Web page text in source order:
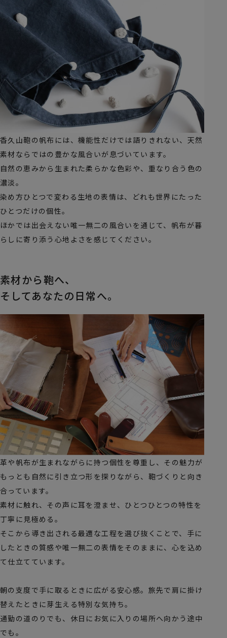
香久山鞄の帆布には、機能性だけでは語りきれない、天然
素材ならではの豊かな風合いが息づいています。
自然の恵みから生まれた柔らかな色彩や、重なり合う色の
濃淡。
染め方ひとつで変わる生地の表情は、どれも世界にたった
ひとつだけの個性。
ほかでは出会えない唯一無二の風合いを通じて、帆布が暮
らしに寄り添う心地よさを感じてください。
素材から鞄へ、
そしてあなたの日常へ。
革や帆布が生まれながらに持つ個性を尊重し、その魅力が
もっとも自然に引き立つ形を探りながら、鞄づくりと向き
合っています。
素材に触れ、その声に耳を澄ませ、ひとつひとつの特性を
丁寧に見極める。
そこから導き出される最適な工程を選び抜くことで、手に
したときの質感や唯一無二の表情をそのままに、心を込め
て仕立てています。
朝の支度で手に取るときに広がる安心感。旅先で肩に掛け
替えたときに芽生える特別な気持ち。
通勤の道のりでも、休日にお気に入りの場所へ向かう途中
でも。